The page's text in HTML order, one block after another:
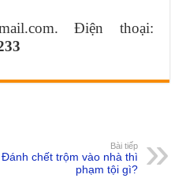
Điện thoại:
Bài tiếp
Đánh chết trộm vào nhà thì
phạm tội gì?